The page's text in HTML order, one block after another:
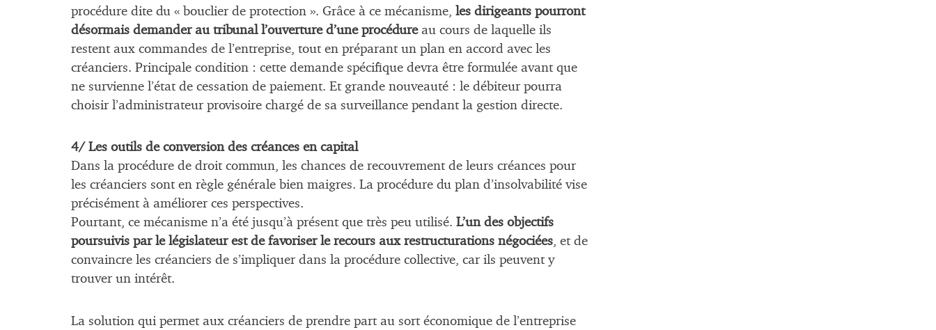
procédure dite du « bouclier de protection ». Grâce à ce mécanisme, les dirigeants pourront
désormais demander au tribunal l’ouverture d’une procédureau cours de laquelle ils
restent aux commandes de l’entreprise, tout en préparant un plan en accord avec les
créanciers. Principale condition : cette demande spécifique devra être formulée avant que
ne survienne l’état de cessation de paiement. Et grande nouveauté : le débiteur pourra
choisir l’administrateur provisoire chargé de sa surveillance pendant la gestion directe.
4/ Les outils de conversion des créances en capital
Dans la procédure de droit commun, les chances de recouvrement de leurs créances pour
les créanciers sont en règle générale bien maigres. La procédure du plan d’insolvabilité vise
précisément à améliorer ces perspectives.
Pourtant, ce mécanisme n’a été jusqu’à présent que très peu utilisé. L’un des objectifs
poursuivis par le législateur est de favoriser le recours aux restructurations négociées, et de
convaincre les créanciers de s’impliquer dans la procédure collective, car ils peuvent y
trouver un intérêt.
La solution qui permet aux créanciers de prendre part au sort économique de l’entreprise